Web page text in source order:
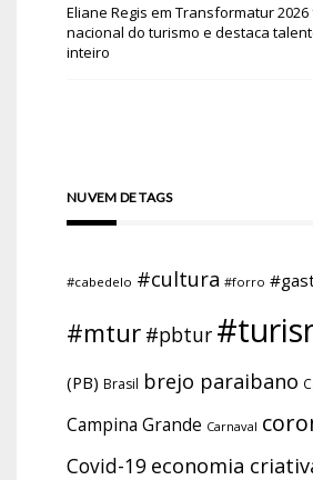
Eliane Regis em Transformatur
nacional do turismo e destaca
inteiro
NUVEM DE TAGS
#cabedelo #cultura #forro
#mtur #pbtur
(PB) Brasil brejo paraibano
Campina Grande Carnaval
Covid-19 economia